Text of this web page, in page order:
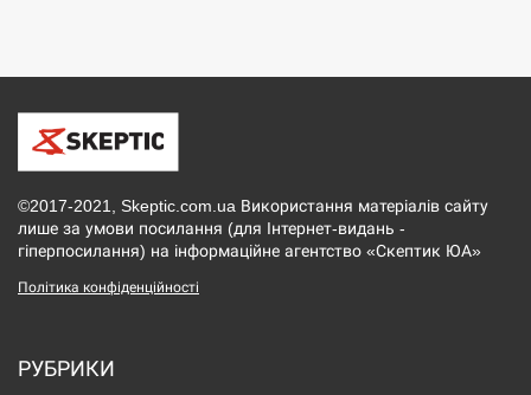
©2017-2021, Skeptic.com.ua Використання матеріалів сайту
лише за умови посилання (для Інтернет-видань -
гіперпосилання) на інформаційне агентство «Скептик ЮА»
Політика конфіденційності
РУБРИКИ